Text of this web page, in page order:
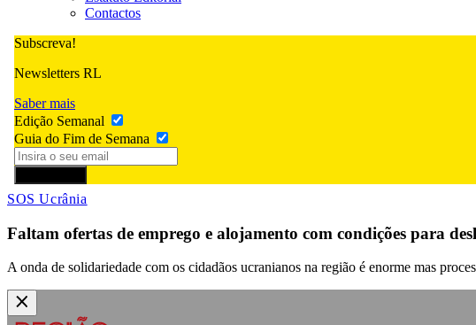
Contactos
Subscreva!
Newsletters RL
Saber mais
Edição Semanal
Guia do Fim de Semana
SOS Ucrânia
Faltam ofertas de emprego e alojamento com condições para
A onda de solidariedade com os cidadãos ucranianos na região é enorme mas